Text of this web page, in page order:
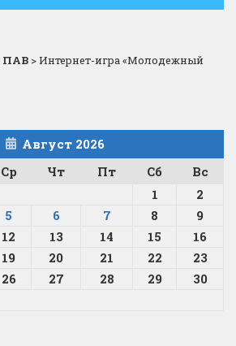
ПАВ >Интернет-игра «Молодежный
Август 2026
Ср Чт Пт Сб
Вс
1
2
5 6 7 8
9
12 13 14 15
16
19 20 21 22
23
26 27 28 29
30